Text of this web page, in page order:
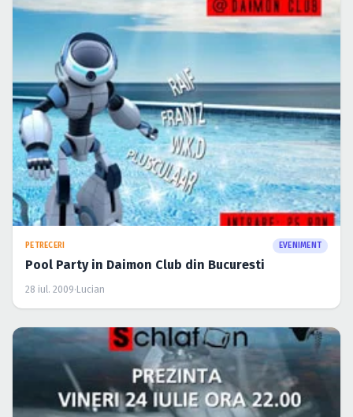
PETRECERI EVENIMENT
Pool Party in Daimon Club din Bucuresti
28 iul. 2009· Lucian